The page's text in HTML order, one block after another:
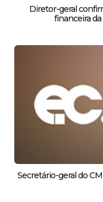
Diretor-geral
financeira
Secretário-geral do